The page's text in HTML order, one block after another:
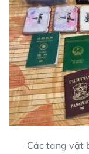
Các tang vật